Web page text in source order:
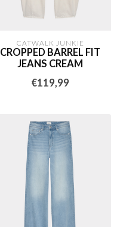
CATWALK JUNKIE
CROPPED BARREL FIT
JEANS CREAM
€119,99